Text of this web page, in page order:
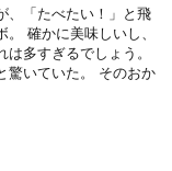
、「たべたい！」と飛
確かに美味しいし、
多すぎるでしょう。
驚いていた。 そのおか